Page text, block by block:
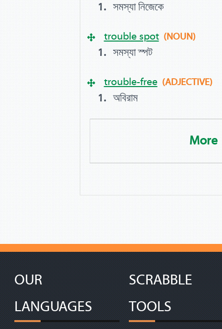
সমস্যা নিজেকে
trouble spot (NOUN)
সমস্যা স্পট
trouble-free (ADJECTIVE)
অবিরাম
More
OUR
LANGUAGES
SCRABBLE
TOOLS